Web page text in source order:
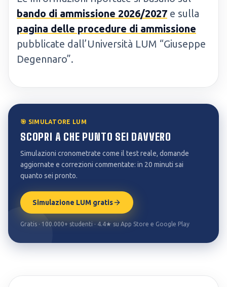
bando di ammissione 2026/2027 e sulla
pagina delle procedure di ammissione
pubblicate dall’Università LUM “Giuseppe
Degennaro”.
🎯 SIMULATORE LUM
SCOPRI A CHE PUNTO SEI DAVVERO
Simulazioni cronometrate come il test reale, domande
aggiornate e correzioni commentate: in 20 minuti sai
quanto sei pronto.
Simulazione LUM gratis
Gratis · 100.000+ studenti · 4.4★ su App Store e Google Play